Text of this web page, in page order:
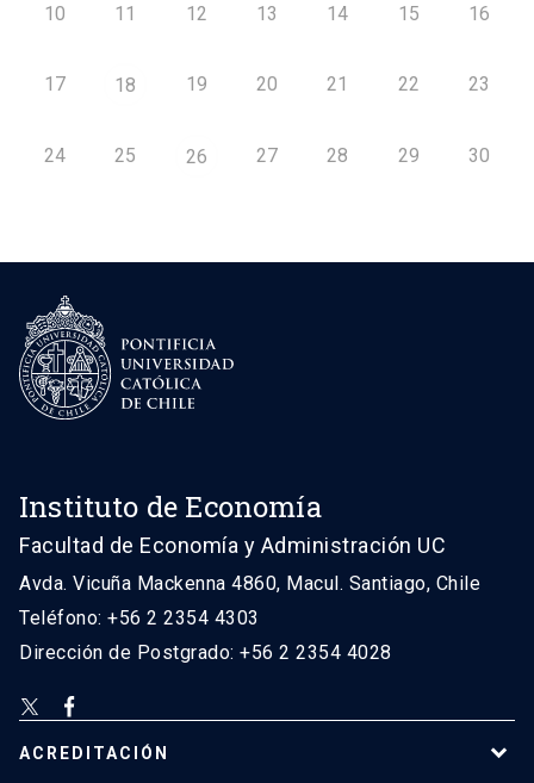
10 11 12 13 14 15 16
17 18 19 20 21 22 23
24 25 26 27 28 29 30
Instituto de Economía
Facultad de Economía y Administración UC
Avda. Vicuña Mackenna 4860, Macul. Santiago, Chile
Teléfono: +56 2 2354 4303
Dirección de Postgrado: +56 2 2354 4028
ACREDITACIÓN